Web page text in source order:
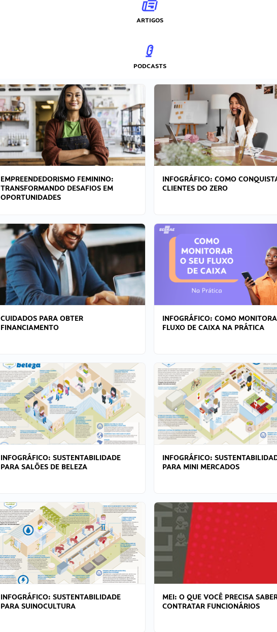
ARTIGOS
PODCASTS
EMPREENDEDORISMO FEMININO:
TRANSFORMANDO DESAFIOS EM
OPORTUNIDADES
INFOGRÁFICO: COMO
CLIENTES DO ZERO
CUIDADOS PARA OBTER
FINANCIAMENTO
INFOGRÁFICO: COMO
FLUXO DE CAIXA NA PRÁTICA
INFOGRÁFICO: SUSTENTABILIDADE
PARA SALÕES DE BELEZA
INFOGRÁFICO:
PARA MINI MERCADOS
INFOGRÁFICO: SUSTENTABILIDADE
PARA SUINOCULTURA
MEI: O QUE VOCÊ PRECISA
CONTRATAR FUNCIONÁRIOS